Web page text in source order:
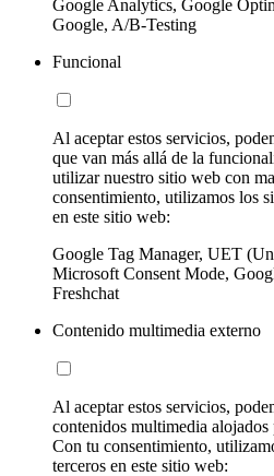
Google Analytics, Google
Google, A/B-Testing
Funcional
Al aceptar estos servicios,
que van más allá de la
utilizar nuestro sitio web con
consentimiento, utilizamos los
en este sitio web:
Google Tag Manager, UET
Microsoft Consent Mode,
Freshchat
Contenido multimedia externo
Al aceptar estos servicios,
contenidos multimedia alojados
Con tu consentimiento,
terceros en este sitio web: